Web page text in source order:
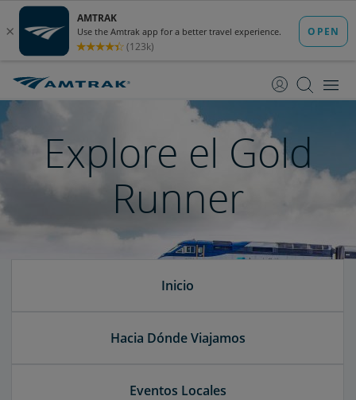
Contenido
Navegación
Explore el Gold
Runner
Inicio
Hacia Dónde Viajamos
Eventos Locales